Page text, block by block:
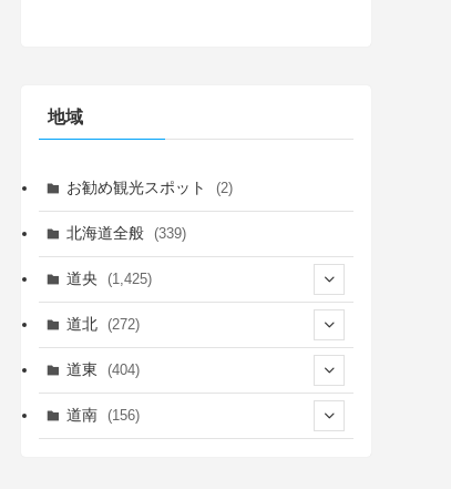
地域
お勧め観光スポット (2)
北海道全般 (339)
道央 (1,425)
(339)
(14)
(27)
道北 (272)
(27)
道東 (404)
道南 (156)